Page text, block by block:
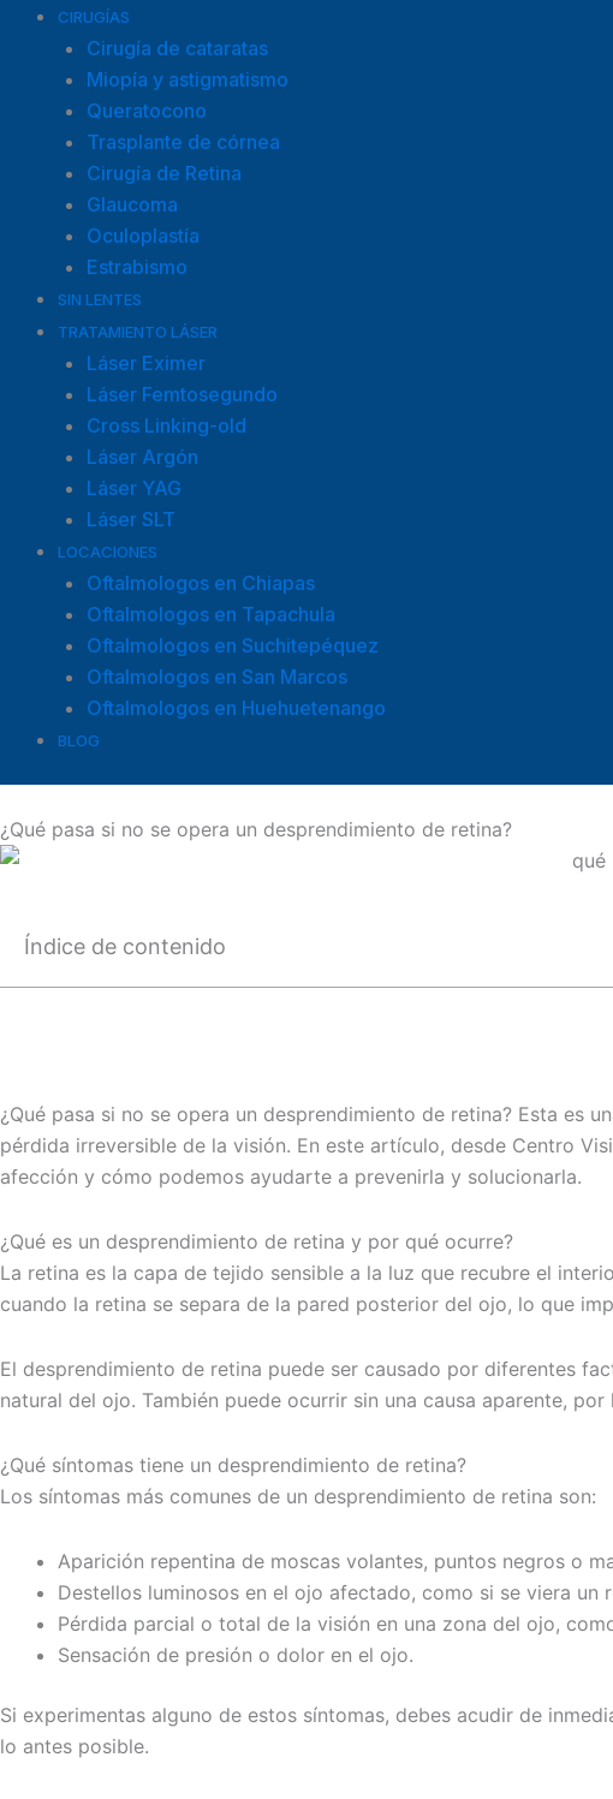
CIRUGÍAS
Cirugía de cataratas
Miopía y astigmatismo
Queratocono
Trasplante de córnea
Cirugía de Retina
Glaucoma
Oculoplastía
Estrabismo
SIN LENTES
TRATAMIENTO LÁSER
Láser Eximer
Láser Femtosegundo
Cross Linking-old
Láser Argón
Láser YAG
Láser SLT
LOCACIONES
Oftalmologos en Chiapas
Oftalmologos en Tapachula
Oftalmologos en Suchitepéquez
Oftalmologos en San Marcos
Oftalmologos en Huehuetenango
BLOG
¿Qué pasa si no se opera un desprendimiento de retina?
Índice de contenido
¿Qué pasa si no se opera un desprendimiento de retina? Esta es
pérdida irreversible de la visión. En este artículo, desde Centro
afección y cómo podemos ayudarte a prevenirla y solucionarla.
¿Qué es un desprendimiento de retina y por qué ocurre?
La retina es la capa de tejido sensible a la luz que recubre el
cuando la retina se separa de la pared posterior del ojo, lo que
El desprendimiento de retina puede ser causado por diferentes
natural del ojo. También puede ocurrir sin una causa aparente,
¿Qué síntomas tiene un desprendimiento de retina?
Los síntomas más comunes de un desprendimiento de retina son:
Aparición repentina de moscas volantes, puntos negros o
Destellos luminosos en el ojo afectado, como si se viera un
Pérdida parcial o total de la visión en una zona del ojo,
Sensación de presión o dolor en el ojo.
Si experimentas alguno de estos síntomas, debes acudir de
lo antes posible.